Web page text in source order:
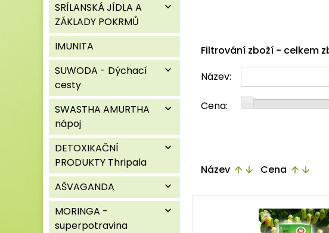
SRÍLANSKÁ JÍDLA A
ZÁKLADY POKRMŮ
expand_more
IMUNITA
SUWODA - Dýchací
cesty
expand_more
SWASTHA AMURTHA
nápoj
expand_more
DETOXIKAČNÍ
PRODUKTY Thripala
expand_more
AŠVAGANDA expand_more
MORINGA -
superpotravina
expand_more
Filtrování zboží - celkem
Název:
Cena:
Název arrow_upward arrow_downward Cena arrow_upward arrow_downward